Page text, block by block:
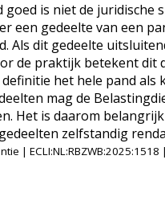
is niet de juridische
een gedeelte van een
Als dit gedeelte
de praktijk betekent dit
het hele pand als
mag de
Het is daarom
zelfstandig
|